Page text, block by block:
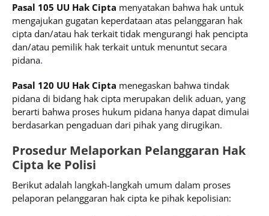
Pasal 105 UU Hak Cipta menyatakan bahwa hak untuk
mengajukan gugatan keperdataan atas pelanggaran hak
cipta dan/atau hak terkait tidak mengurangi hak pencipta
dan/atau pemilik hak terkait untuk menuntut secara
pidana.
Pasal 120 UU Hak Cipta menegaskan bahwa tindak
pidana di bidang hak cipta merupakan delik aduan, yang
berarti bahwa proses hukum pidana hanya dapat dimulai
berdasarkan pengaduan dari pihak yang dirugikan.
Prosedur Melaporkan Pelanggaran Hak
Cipta ke Polisi
Berikut adalah langkah-langkah umum dalam proses
pelaporan pelanggaran hak cipta ke pihak kepolisian: